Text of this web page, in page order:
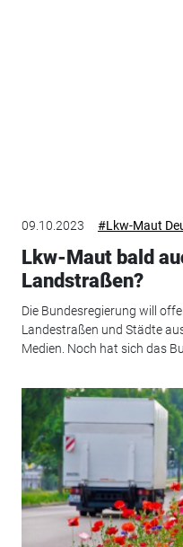
09.10.2023 #Lkw-Maut
Lkw-Maut bald
Landstraßen?
Die Bundesregierung will
Landestraßen und Städte
Medien. Noch hat sich das